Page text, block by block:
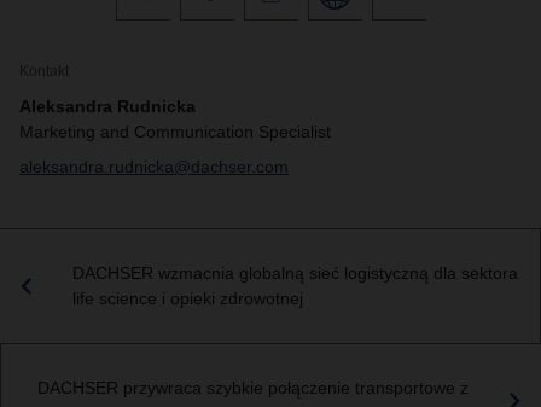
Kontakt
Aleksandra Rudnicka
Marketing and Communication Specialist
aleksandra.rudnicka@dachser.com
DACHSER wzmacnia globalną sieć logistyczną dla sektora
life science i opieki zdrowotnej
DACHSER przywraca szybkie połączenie transportowe z